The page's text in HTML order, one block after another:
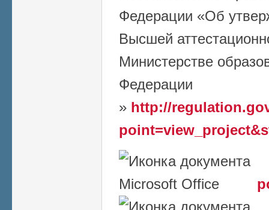
Федерации «Об
Высшей
Министерстве
Федерации
» http://